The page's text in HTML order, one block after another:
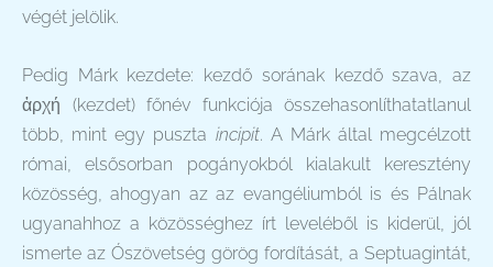
végét jelölik.
Pedig Márk kezdete: kezdő sorának kezdő szava, az
ἀρχή (kezdet) főnév funkciója összehasonlíthatatlanul
több, mint egy puszta incipit. A Márk által megcélzott
római, elsősorban pogányokból kialakult keresztény
közösség, ahogyan az az evangéliumból is és Pálnak
ugyanahhoz a közösséghez írt leveléből is kiderül, jól
ismerte az Ószövetség görög fordítását, a Septuagintát,